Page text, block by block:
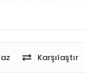
Karşılaştır